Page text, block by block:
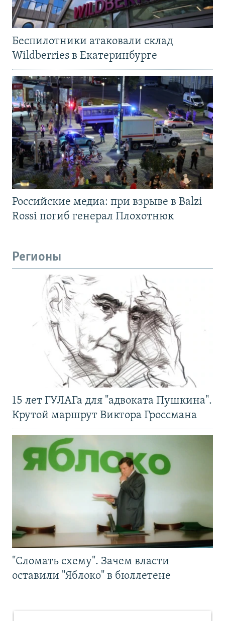
Беспилотники атаковали склад
Wildberries в Екатеринбурге
Российские медиа: при взрыве в Balzi
Rossi погиб генерал Плохотнюк
Регионы
15 лет ГУЛАГа для "адвоката Пушкина".
Крутой маршрут Виктора Гроссмана
"Сломать схему". Зачем власти
оставили "Яблоко" в бюллетене